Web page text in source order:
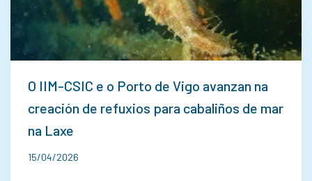
O IIM-CSIC e o Porto de Vigo avanzan na
creación de refuxios para cabaliños de mar
na Laxe
15/04/2026